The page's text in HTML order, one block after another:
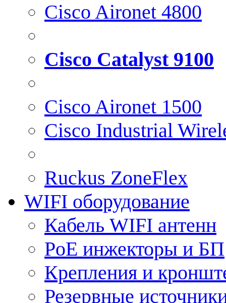
Cisco Aironet 4800
Cisco Catalyst 9100
Cisco Aironet 1500
Cisco Industrial
Ruckus ZoneFlex
WIFI оборудование
Кабель WIFI антенн
PoE инжекторы и БП
Крепления и
Резервные